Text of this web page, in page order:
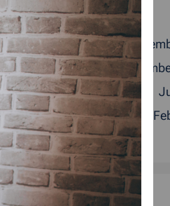
2017
Dezember (4)
Oktober (2)
August (1)
Juli (4)
April (2)
März (1)
Januar (4)
2016